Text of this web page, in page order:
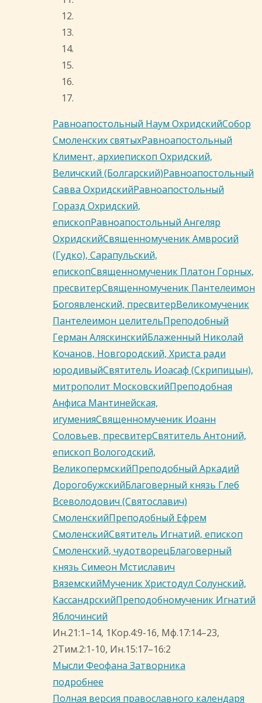
Равноапостольный Наум ОхридскийСобор
Смоленских святыхРавноапостольный
Климент, архиепископ Охридский,
Величский (Болгарский)Равноапостольный
Савва ОхридскийРавноапостольный
Горазд Охридский,
епископРавноапостольный Ангеляр
ОхридскийСвященномученик Амвросий
(Гудко), Сарапульский,
епископСвященномученик Платон Горных,
пресвитерСвященномученик Пантелеимон
Богоявленский, пресвитерВеликомученик
Пантелеимон целительПреподобный
Герман АляскинскийБлаженный Николай
Кочанов, Новгородский, Христа ради
юродивыйСвятитель Иоасаф (Скрипицын),
митрополит МосковскийПреподобная
Анфиса Мантинейская,
игуменияСвященномученик Иоанн
Соловьев, пресвитерСвятитель Антоний,
епископ Вологодский,
ВеликопермскийПреподобный Аркадий
ДорогобужскийБлаговерный князь Глеб
Всеволодович (Святославич)
СмоленскийПреподобный Ефрем
СмоленскийСвятитель Игнатий, епископ
Смоленский, чудотворецБлаговерный
князь Симеон Мстиславич
ВяземскийМученик Христодул Солунский,
КассандрскийПреподобномученик Игнатий
Яблочинсий
Ин.21:1–14, 1Кор.4:9-16, Мф.17:14–23,
2Тим.2:1-10, Ин.15:17–16:2
Мысли Феофана Затворника
подробнее
Полная версия православного календаря